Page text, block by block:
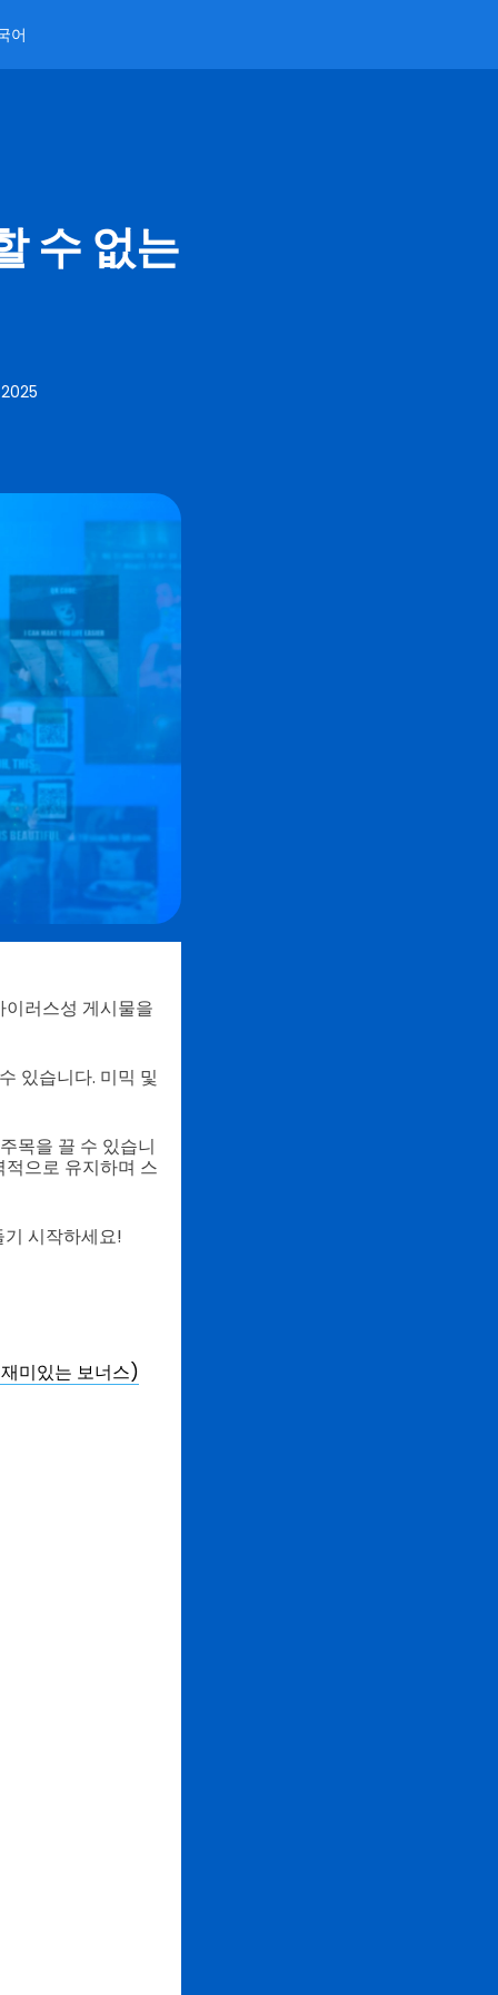
어
수 없는
러스성 게시물을
있습니다. 미믹 및
목을 끌 수 있습니
으로 유지하며 스
시작하세요!
미있는 보너스)